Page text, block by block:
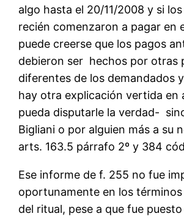
algo hasta el 20/11/2008 y si
recién comenzaron a pagar en
puede creerse que los pagos
debieron ser hechos por otras
diferentes de los demandados
hay otra explicación vertida en
pueda disputarle la verdad-
Bigliani o por alguien más a su
arts. 163.5 párrafo 2º y 384
Ese informe de f. 255 no fue
oportunamente en los
del ritual, pese a que fue